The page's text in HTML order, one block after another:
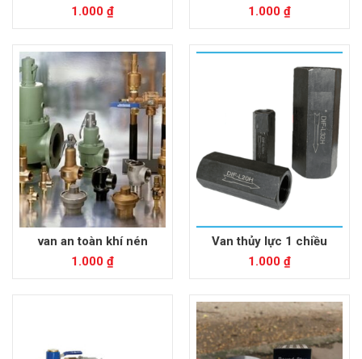
1.000 ₫
1.000 ₫
van an toàn khí nén
1.000 ₫
Van thủy lực 1 chiều
1.000 ₫